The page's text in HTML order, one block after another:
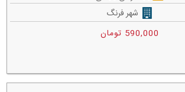
شهر فرنگ
590,000 تومان